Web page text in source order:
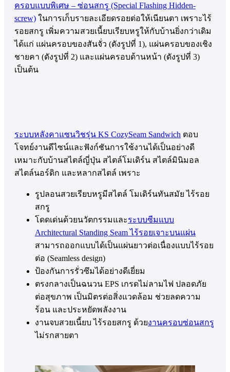
ครอบแบบพิเศษ – ซ่อนสกรู (Special Flashing Hidden-
screw) ในการเก็บรายละเอียดรอยต่อให้เนียนตา เพราะไร้
รอยสกรู เพิ่มความสวยเนี้ยบเรียบหรูให้กับบ้านยิ่งกว่าเดิม
ได้แก่ แผ่นครอบของสันจั่ว (ดังรูปที่ 1), แผ่นครอบของเชิง
ชายคา (ดังรูปที่ 2) และแผ่นครอบด้านหน้า (ดังรูปที่ 3)
เป็นต้น
ระบบหลังคาแซนวิชรุ่น KS CozySeam Sandwich ตอบ
โจทย์งานดีไซน์และฟังก์ชันการใช้งานได้เป็นอย่างดี
เหมาะกับบ้านสไตล์ญี่ปุ่น สไตล์โมเดิร์น สไตล์มินิมอล
สไตล์นอร์ดิก และหลากสไตล์ เพราะ
รูปลอนสวยเรียบหรูมีสไตล์ โมเดิร์นทันสมัย ไร้รอย
สกรู
โดดเด่นด้วยนวัตกรรมและระบบซีมแบบ
Architectural Standing Seam ไร้รอยเจาะบนแผ่น
สามารถออกแบบได้เป็นแผ่นยาวต่อเนื่องแบบไร้รอย
ต่อ (Seamless design)
ป้องกันการรั่วซึมได้อย่างดีเยี่ยม
ตรงกลางเป็นฉนวน EPS เกรดไม่ลามไฟ ปลอดภัย
ต่อสุขภาพ เป็นมิตรต่อสิ่งแวดล้อม ช่วยลดความ
ร้อน และประหยัดพลังงาน
งานจบสวยเนี้ยบ ไร้รอยสกรู ด้วยงานครอบซ่อนสกรู
ไม่รกสายตา